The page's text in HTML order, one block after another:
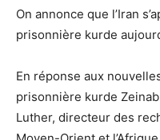
On annonce que l’Iran
prisonnière kurde
En réponse aux
prisonnière kurde
Luther, directeur des